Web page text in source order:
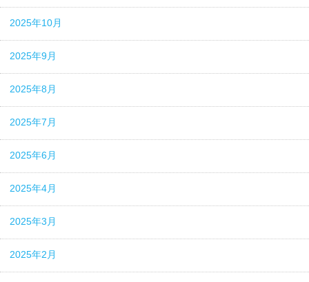
2025年10月
2025年9月
2025年8月
2025年7月
2025年6月
2025年4月
2025年3月
2025年2月